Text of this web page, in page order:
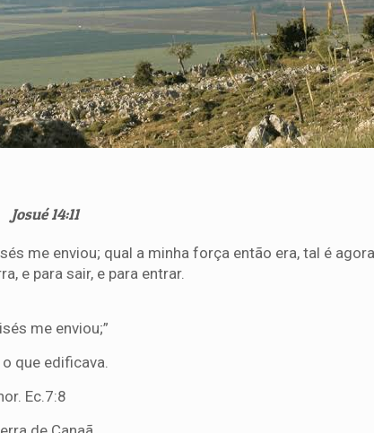
Josué 14:11
me enviou; qual a minha força então era, tal é
e para sair, e para entrar.
me enviou;”
que edificava.
Ec.7:8